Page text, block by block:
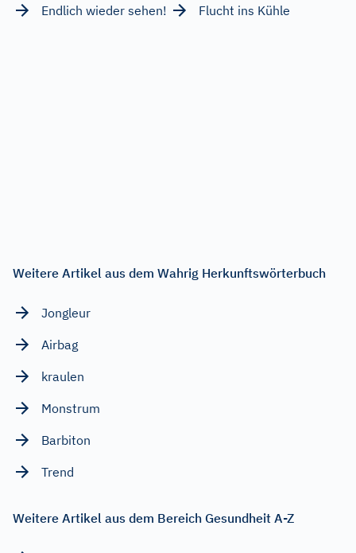
Endlich wieder sehen!
Flucht ins Kühle
Weitere Artikel aus dem Wahrig Herkunftswörterbuch
Jongleur
Airbag
kraulen
Monstrum
Barbiton
Trend
Weitere Artikel aus dem Bereich Gesundheit A-Z